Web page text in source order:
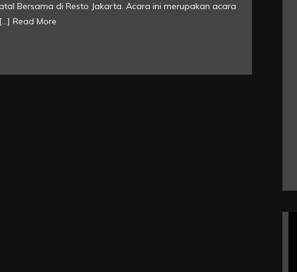
Bersama di Resto Jakarta. Acara ini merupakan acara
Read More